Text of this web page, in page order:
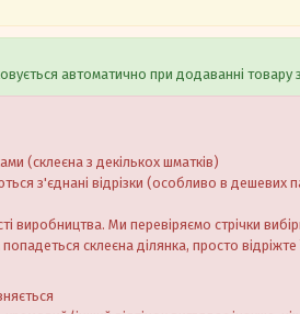
автоматично при додаванні товару
(склеєна з декількох шматків)
з'єднані відрізки (особливо в дешевих
виробництва. Ми перевіряємо стрічки
склеєна ділянка, просто відріжте